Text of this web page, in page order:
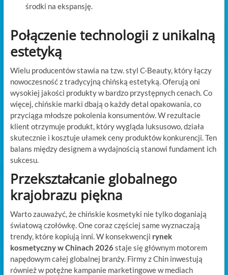
środki na ekspansję.
Połączenie technologii z unikalną
estetyką
Wielu producentów stawia na tzw. styl C-Beauty, który łączy
nowoczesność z tradycyjną chińską estetyką. Oferują oni
wysokiej jakości produkty w bardzo przystępnych cenach. Co
więcej, chińskie marki dbają o każdy detal opakowania, co
przyciąga młodsze pokolenia konsumentów. W rezultacie
klient otrzymuje produkt, który wygląda luksusowo, działa
skutecznie i kosztuje ułamek ceny produktów konkurencji. Ten
balans między designem a wydajnością stanowi fundament ich
sukcesu.
Przekształcanie globalnego
krajobrazu piękna
Warto zauważyć, że chińskie kosmetyki nie tylko doganiają
światową czołówkę. One coraz częściej same wyznaczają
trendy, które kopiują inni. W konsekwencji rynek
kosmetyczny w Chinach 2026staje się głównym motorem
napędowym całej globalnej branży. Firmy z Chin inwestują
również w potężne kampanie marketingowe w mediach